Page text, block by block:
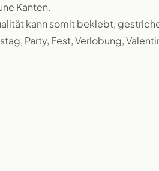
Kanten.
kann somit beklebt,
Party, Fest, Verlobung,